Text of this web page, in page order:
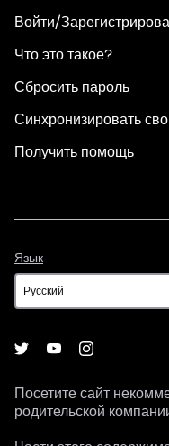
Войти/
Что это такое?
Сбросить пароль
Синхронизировать
Получить помощь
Язык
Посетите сайт
родительской